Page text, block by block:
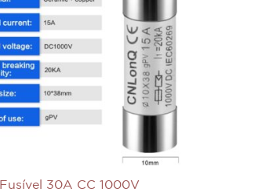
Fusível 30A CC 1000V